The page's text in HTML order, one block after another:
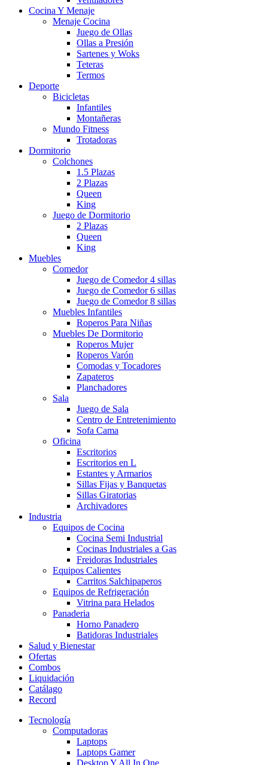
Cocina Y Menaje
Menaje Cocina
Juego de Ollas
Ollas a Presión
Sartenes y Woks
Teteras
Termos
Deporte
Bicicletas
Infantiles
Montañeras
Mundo Fitness
Trotadoras
Dormitorio
Colchones
1.5 Plazas
2 Plazas
Queen
King
Juego de Dormitorio
2 Plazas
Queen
King
Muebles
Comedor
Juego de Comedor 4 sillas
Juego de Comedor 6 sillas
Juego de Comedor 8 sillas
Muebles Infantiles
Roperos Para Niñas
Muebles De Dormitorio
Roperos Mujer
Roperos Varón
Comodas y Tocadores
Zapateros
Planchadores
Sala
Juego de Sala
Centro de Entretenimiento
Sofa Cama
Oficina
Escritorios
Escritorios en L
Estantes y Armarios
Sillas Fijas y Banquetas
Sillas Giratorias
Archivadores
Industria
Equipos de Cocina
Cocina Semi Industrial
Cocinas Industriales a Gas
Freidoras Industriales
Equipos Calientes
Carritos Salchipaperos
Equipos de Refrigeración
Vitrina para Helados
Panaderia
Horno Panadero
Batidoras Industriales
Salud y Bienestar
Ofertas
Combos
Liquidación
Catálago
Record
Tecnología
Computadoras
Laptops
Laptops Gamer